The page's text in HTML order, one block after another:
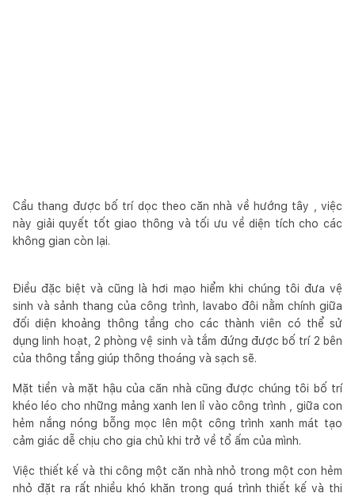
Cầu thang được bố trí dọc theo căn nhà về hướng tây , việc
này giải quyết tốt giao thông và tối ưu về diện tích cho các
không gian còn lại.
Điều đặc biệt và cũng là hơi mạo hiểm khi chúng tôi đưa vệ
sinh và sảnh thang của công trình, lavabo đôi nằm chính giữa
đối diện khoảng thông tầng cho các thành viên có thể sử
dụng linh hoạt, 2 phòng vệ sinh và tắm đứng được bố trí 2 bên
của thông tầng giúp thông thoáng và sạch sẽ.
Mặt tiền và mặt hậu của căn nhà cũng được chúng tôi bố trí
khéo léo cho những mảng xanh len lỉ vào công trình , giữa con
hẻm nắng nóng bỗng mọc lên một công trình xanh mát tạo
cảm giác dễ chịu cho gia chủ khi trở về tổ ấm của mình.
Việc thiết kế và thi công một căn nhà nhỏ trong một con hẻm
nhỏ đặt ra rất nhiều khó khăn trong quá trình thiết kế và thi